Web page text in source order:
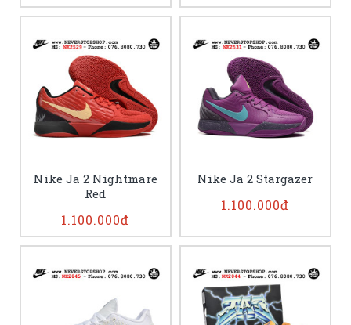
Nike Ja 2 Nightmare
Red
1.100.000đ
Nike Ja 2 Stargazer
1.100.000đ